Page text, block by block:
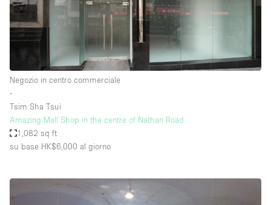
Negozio in centro commerciale
∙
Tsim Sha Tsui
Amazing Mall Shop in the centre of Nathan Road
1,082 sq ft
su base HK$6,000 al giorno